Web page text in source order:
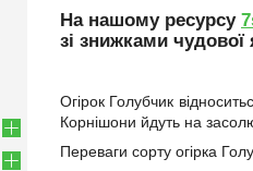
На нашому ресурсу
зі знижками
Огірок Голубчик
Корнішони йдуть на
Переваги сорту огірка